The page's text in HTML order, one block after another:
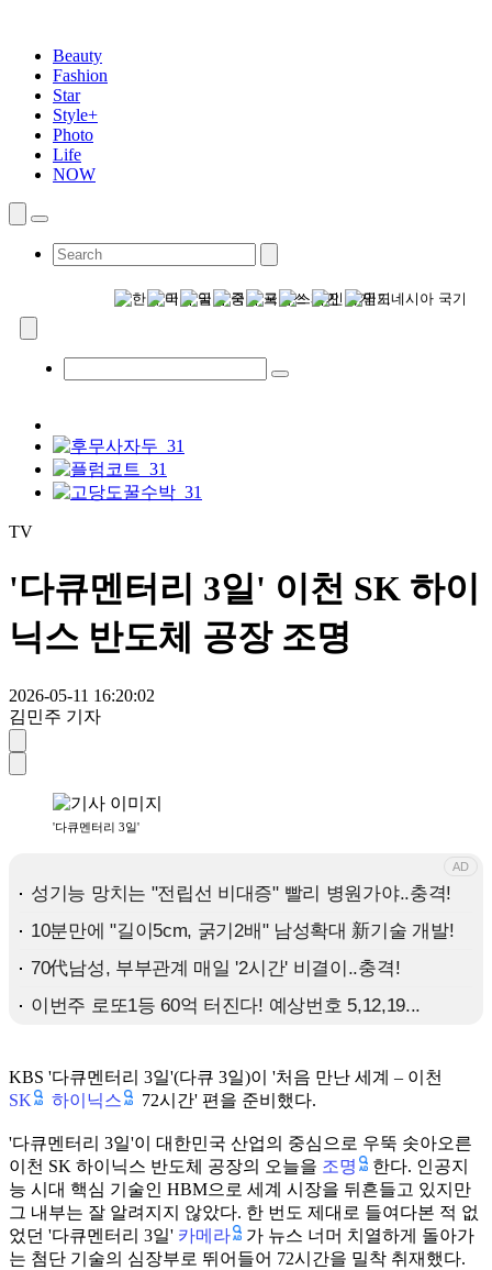
Beauty
Fashion
Star
Style+
Photo
Life
NOW
TV
'다큐멘터리 3일' 이천 SK 하이
닉스 반도체 공장 조명
2026-05-11 16:20:02
김민주 기자
'다큐멘터리 3일'
KBS '다큐멘터리 3일'(다큐 3일)이 '처음 만난 세계 – 이천
SK
하이닉스 72시간' 편을 준비했다.
'다큐멘터리 3일'이 대한민국 산업의 중심으로 우뚝 솟아오른
이천 SK 하이닉스 반도체 공장의 오늘을 조명
한다. 인공지
능 시대 핵심 기술인 HBM으로 세계 시장을 뒤흔들고 있지만
그 내부는 잘 알려지지 않았다. 한 번도 제대로 들여다본 적 없
었던 '다큐멘터리 3일' 카메라
가 뉴스 너머 치열하게 돌아가
는 첨단 기술의 심장부로 뛰어들어 72시간을 밀착 취재했다.